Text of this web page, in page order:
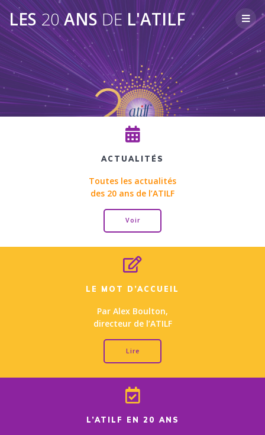
Skip
to
content
LES20ANSDE L'ATILF
ACTUALITÉS
Toutes les actualités
des 20 ans de l’ATILF
Voir
LE MOT D’ACCUEIL
Par Alex Boulton,
directeur de l’ATILF
Lire
L’ATILF EN 20 ANS